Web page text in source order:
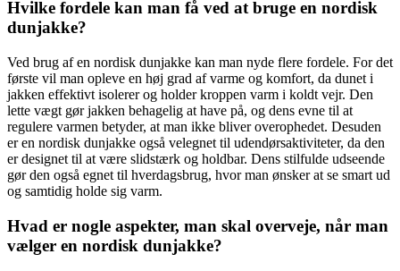
Hvilke fordele kan man få ved at bruge en nordisk
dunjakke?
Ved brug af en nordisk dunjakke kan man nyde flere fordele. For det
første vil man opleve en høj grad af varme og komfort, da dunet i
jakken effektivt isolerer og holder kroppen varm i koldt vejr. Den
lette vægt gør jakken behagelig at have på, og dens evne til at
regulere varmen betyder, at man ikke bliver overophedet. Desuden
er en nordisk dunjakke også velegnet til udendørsaktiviteter, da den
er designet til at være slidstærk og holdbar. Dens stilfulde udseende
gør den også egnet til hverdagsbrug, hvor man ønsker at se smart ud
og samtidig holde sig varm.
Hvad er nogle aspekter, man skal overveje, når man
vælger en nordisk dunjakke?